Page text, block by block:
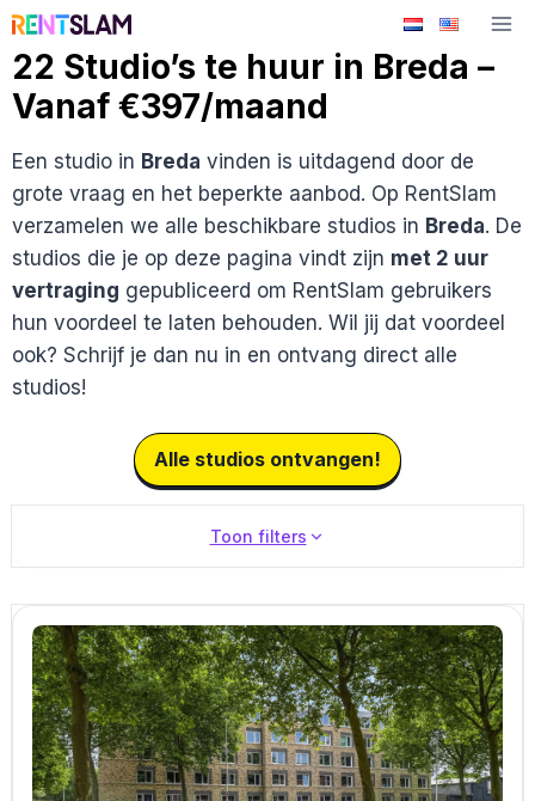
Ga
de
inhoud
22 Studio’s te huur in Breda –
Vanaf €397/maand
Een studio in Breda vinden is uitdagend door de
grote vraag en het beperkte aanbod. Op RentSlam
verzamelen we alle beschikbare studios in Breda. De
studios die je op deze pagina vindt zijn met 2 uur
vertraging gepubliceerd om RentSlam gebruikers
hun voordeel te laten behouden. Wil jij dat voordeel
ook? Schrijf je dan nu in en ontvang direct alle
studios!
Alle studios ontvangen!
Toon filters